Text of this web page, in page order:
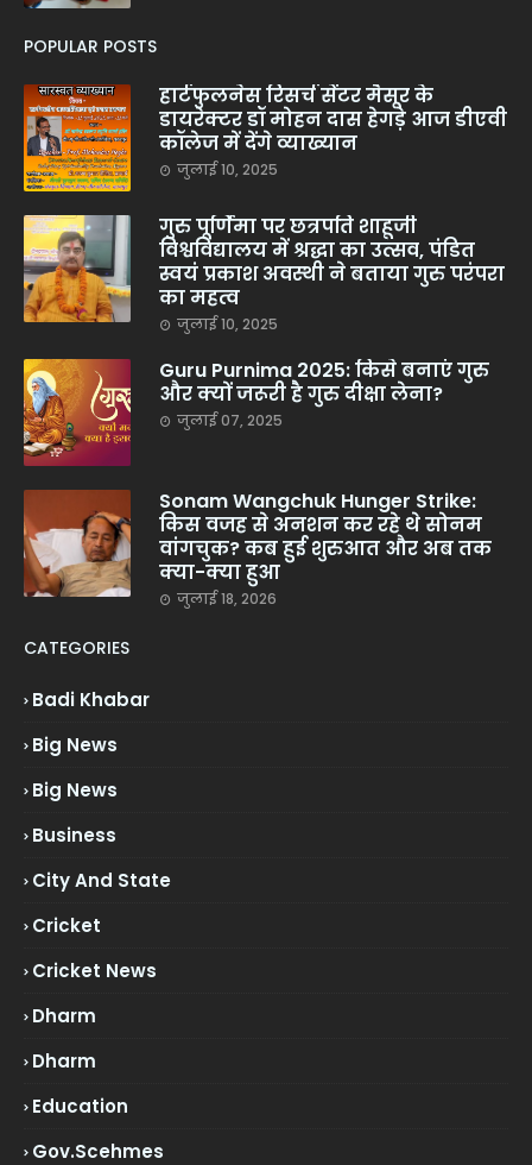
POPULAR POSTS
हार्टफुलनेस रिसर्च सेंटर मैसूर के
डायरेक्टर डॉ मोहन दास हेगड़े आज डीएवी
कॉलेज में देंगे व्याख्यान
जुलाई 10, 2025
गुरु पूर्णिमा पर छत्रपति शाहूजी
विश्वविद्यालय में श्रद्धा का उत्सव, पंडित
स्वयं प्रकाश अवस्थी ने बताया गुरु परंपरा
का महत्व
जुलाई 10, 2025
Guru Purnima 2025: किसे बनाएं गुरु
और क्यों जरूरी है गुरु दीक्षा लेना?
जुलाई 07, 2025
Sonam Wangchuk Hunger Strike:
किस वजह से अनशन कर रहे थे सोनम
वांगचुक? कब हुई शुरुआत और अब तक
क्या-क्या हुआ
जुलाई 18, 2026
CATEGORIES
Badi Khabar
Big News
Big News
Business
City And State
Cricket
Cricket News
Dharm
Dharm
Education
Gov.scehmes